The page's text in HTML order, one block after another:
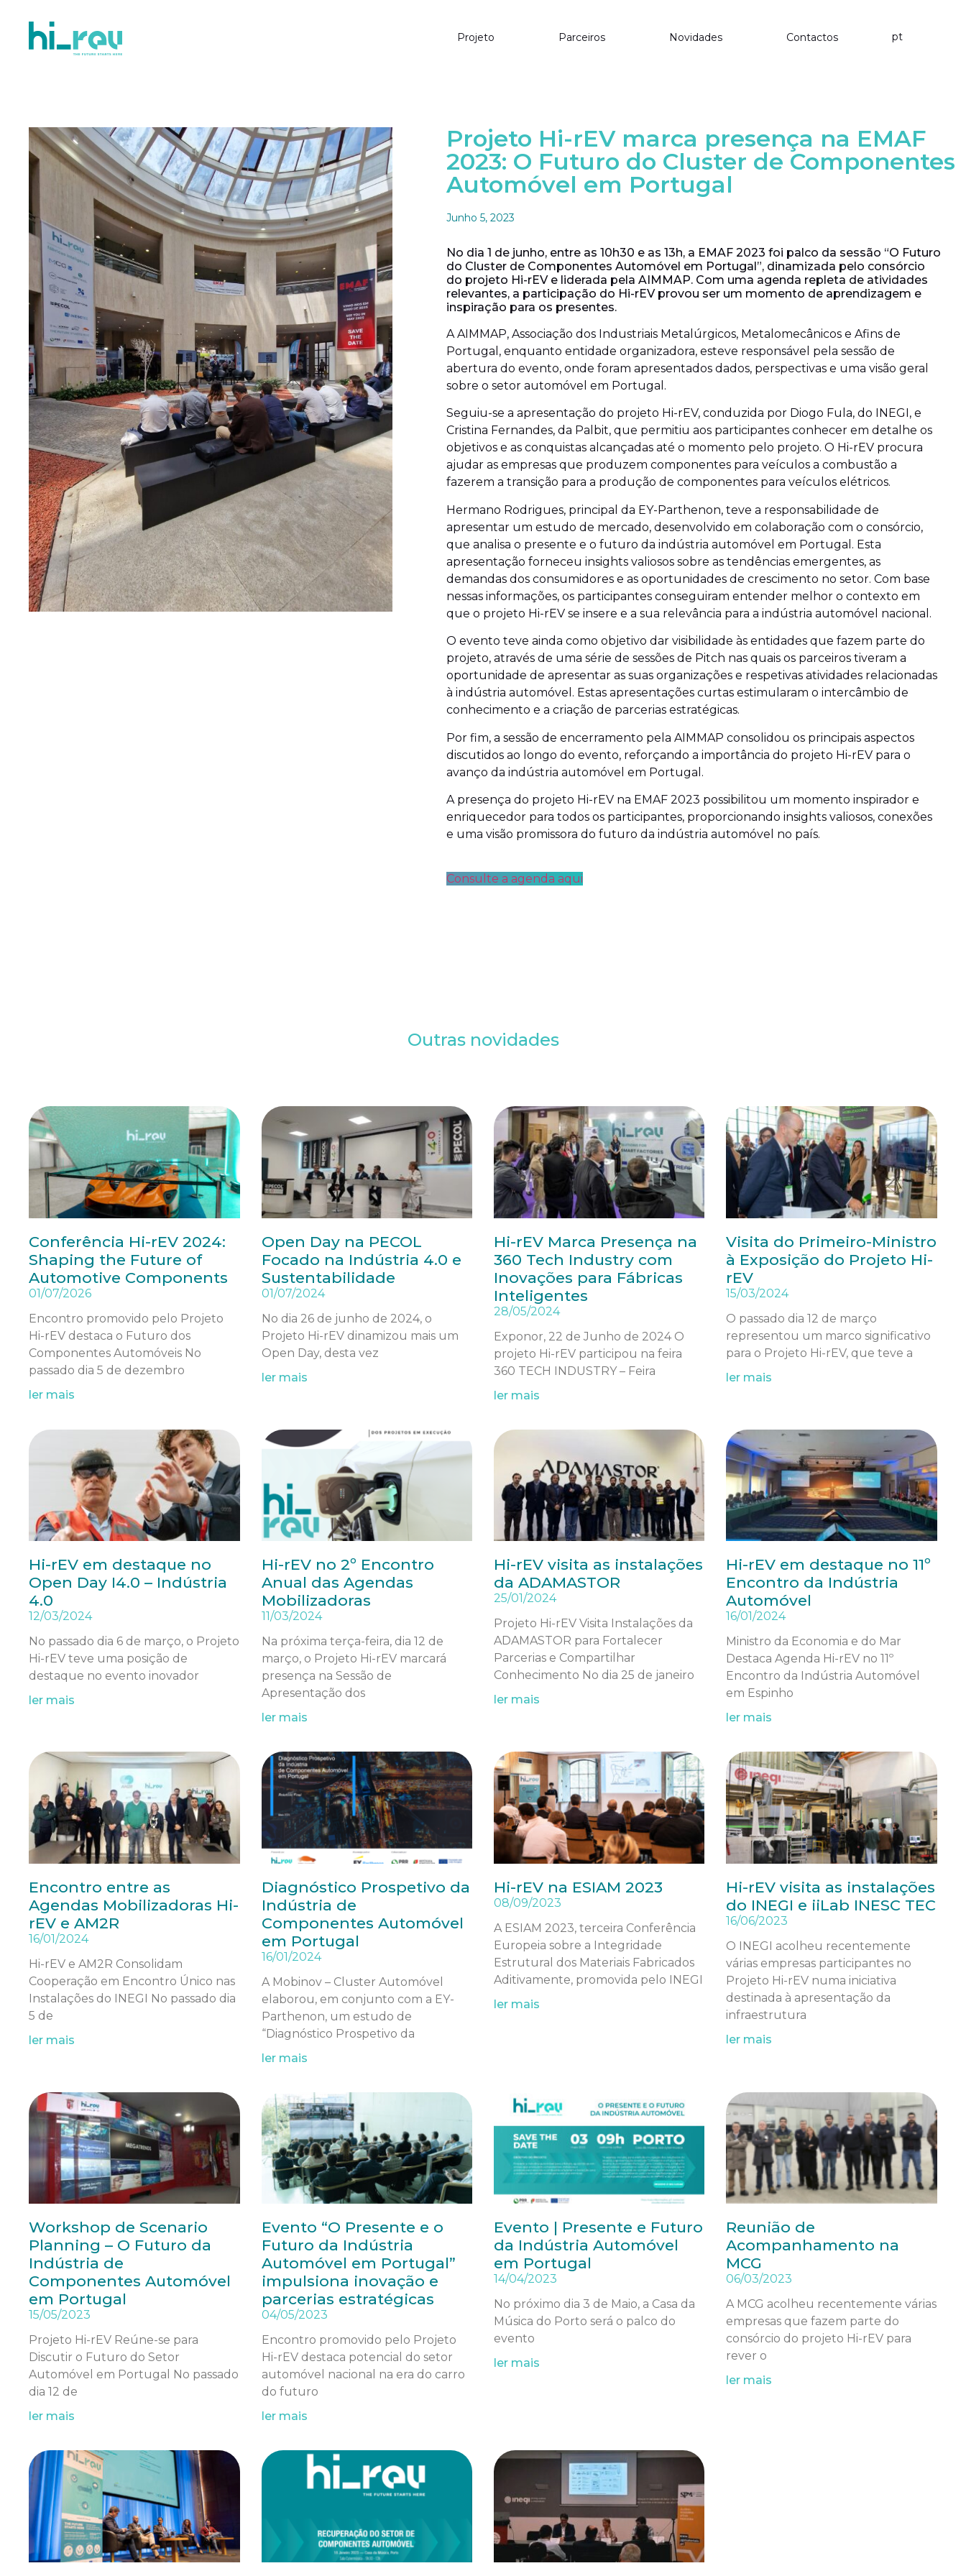
Projeto Parceiros Novidades Contactos pt
Projeto Hi-rEV marca presença na EMAF
2023: O Futuro do Cluster de Componentes
Automóvel em Portugal
Junho 5, 2023
No dia 1 de junho, entre as 10h30 e as 13h, a EMAF 2023 foi palco da sessão “O Futuro
do Cluster de Componentes Automóvel em Portugal”, dinamizada pelo consórcio
do projeto Hi-rEV e liderada pela AIMMAP. Com uma agenda repleta de atividades
relevantes, a participação do Hi-rEV provou ser um momento de aprendizagem e
inspiração para os presentes.
A AIMMAP, Associação dos Industriais Metalúrgicos, Metalomecânicos e Afins de
Portugal, enquanto entidade organizadora, esteve responsável pela sessão de
abertura do evento, onde foram apresentados dados, perspectivas e uma visão geral
sobre o setor automóvel em Portugal.
Seguiu-se a apresentação do projeto Hi-rEV, conduzida por Diogo Fula, do INEGI, e
Cristina Fernandes, da Palbit, que permitiu aos participantes conhecer em detalhe os
objetivos e as conquistas alcançadas até o momento pelo projeto. O Hi-rEV procura
ajudar as empresas que produzem componentes para veículos a combustão a
fazerem a transição para a produção de componentes para veículos elétricos.
Hermano Rodrigues, principal da EY-Parthenon, teve a responsabilidade de
apresentar um estudo de mercado, desenvolvido em colaboração com o consórcio,
que analisa o presente e o futuro da indústria automóvel em Portugal. Esta
apresentação forneceu insights valiosos sobre as tendências emergentes, as
demandas dos consumidores e as oportunidades de crescimento no setor. Com base
nessas informações, os participantes conseguiram entender melhor o contexto em
que o projeto Hi-rEV se insere e a sua relevância para a indústria automóvel nacional.
O evento teve ainda como objetivo dar visibilidade às entidades que fazem parte do
projeto, através de uma série de sessões de Pitch nas quais os parceiros tiveram a
oportunidade de apresentar as suas organizações e respetivas atividades relacionadas
à indústria automóvel. Estas apresentações curtas estimularam o intercâmbio de
conhecimento e a criação de parcerias estratégicas.
Por fim, a sessão de encerramento pela AIMMAP consolidou os principais aspectos
discutidos ao longo do evento, reforçando a importância do projeto Hi-rEV para o
avanço da indústria automóvel em Portugal.
A presença do projeto Hi-rEV na EMAF 2023 possibilitou um momento inspirador e
enriquecedor para todos os participantes, proporcionando insights valiosos, conexões
e uma visão promissora do futuro da indústria automóvel no país.
Consulte a agenda aqui
Outras novidades
Conferência Hi-rEV 2024:
Shaping the Future of
Automotive Components
01/07/2026
Encontro promovido pelo Projeto
Hi-rEV destaca o Futuro dos
Componentes Automóveis No
passado dia 5 de dezembro
ler mais
Open Day na PECOL
Focado na Indústria 4.0 e
Sustentabilidade
01/07/2024
No dia 26 de junho de 2024, o
Projeto Hi-rEV dinamizou mais um
Open Day, desta vez
ler mais
Hi-rEV Marca Presença na
360 Tech Industry com
Inovações para Fábricas
Inteligentes
28/05/2024
Exponor, 22 de Junho de 2024 O
projeto Hi-rEV participou na feira
360 TECH INDUSTRY – Feira
ler mais
Visita do Primeiro-Ministro
à Exposição do Projeto Hi-
rEV
15/03/2024
O passado dia 12 de março
representou um marco significativo
para o Projeto Hi-rEV, que teve a
ler mais
Hi-rEV em destaque no
Open Day I4.0 – Indústria
4.0
12/03/2024
No passado dia 6 de março, o Projeto
Hi-rEV teve uma posição de
destaque no evento inovador
ler mais
Hi-rEV no 2º Encontro
Anual das Agendas
Mobilizadoras
11/03/2024
Na próxima terça-feira, dia 12 de
março, o Projeto Hi-rEV marcará
presença na Sessão de
Apresentação dos
ler mais
Hi-rEV visita as instalações
da ADAMASTOR
25/01/2024
Projeto Hi-rEV Visita Instalações da
ADAMASTOR para Fortalecer
Parcerias e Compartilhar
Conhecimento No dia 25 de janeiro
ler mais
Hi-rEV em destaque no 11º
Encontro da Indústria
Automóvel
16/01/2024
Ministro da Economia e do Mar
Destaca Agenda Hi-rEV no 11º
Encontro da Indústria Automóvel
em Espinho
ler mais
Encontro entre as
Agendas Mobilizadoras Hi-
rEV e AM2R
16/01/2024
Hi-rEV e AM2R Consolidam
Cooperação em Encontro Único nas
Instalações do INEGI No passado dia
5 de
ler mais
Diagnóstico Prospetivo da
Indústria de
Componentes Automóvel
em Portugal
16/01/2024
A Mobinov – Cluster Automóvel
elaborou, em conjunto com a EY-
Parthenon, um estudo de
“Diagnóstico Prospetivo da
ler mais
Hi-rEV na ESIAM 2023
08/09/2023
A ESIAM 2023, terceira Conferência
Europeia sobre a Integridade
Estrutural dos Materiais Fabricados
Aditivamente, promovida pelo INEGI
ler mais
Hi-rEV visita as instalações
do INEGI e iiLab INESC TEC
16/06/2023
O INEGI acolheu recentemente
várias empresas participantes no
Projeto Hi-rEV numa iniciativa
destinada à apresentação da
infraestrutura
ler mais
Workshop de Scenario
Planning – O Futuro da
Indústria de
Componentes Automóvel
em Portugal
15/05/2023
Projeto Hi-rEV Reúne-se para
Discutir o Futuro do Setor
Automóvel em Portugal No passado
dia 12 de
ler mais
Evento “O Presente e o
Futuro da Indústria
Automóvel em Portugal”
impulsiona inovação e
parcerias estratégicas
04/05/2023
Encontro promovido pelo Projeto
Hi-rEV destaca potencial do setor
automóvel nacional na era do carro
do futuro
ler mais
Evento | Presente e Futuro
da Indústria Automóvel
em Portugal
14/04/2023
No próximo dia 3 de Maio, a Casa da
Música do Porto será o palco do
evento
ler mais
Reunião de
Acompanhamento na
MCG
06/03/2023
A MCG acolheu recentemente várias
empresas que fazem parte do
consórcio do projeto Hi-rEV para
rever o
ler mais